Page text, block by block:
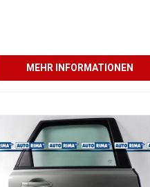
MEHR INFORMATIONEN